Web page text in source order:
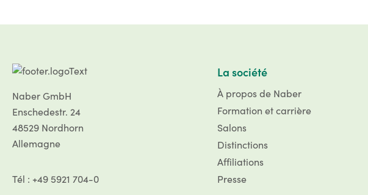
Naber GmbH
Enschedestr. 24
48529 Nordhorn
Allemagne
Tél : +49 5921 704-0
La société
À propos de Naber
Formation et carrière
Salons
Distinctions
Affiliations
Presse